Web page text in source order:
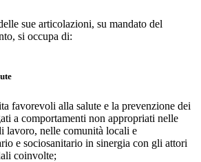
sue articolazioni, su mandato del
si occupa di:
favorevoli alla salute e la prevenzione dei
a comportamenti non appropriati nelle
lavoro, nelle comunità locali e
e sociosanitario in sinergia con gli attori
coinvolte;